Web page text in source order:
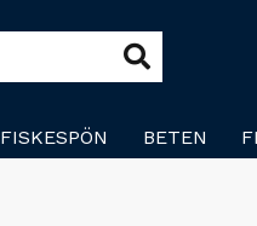
FISKESPÖN BETEN